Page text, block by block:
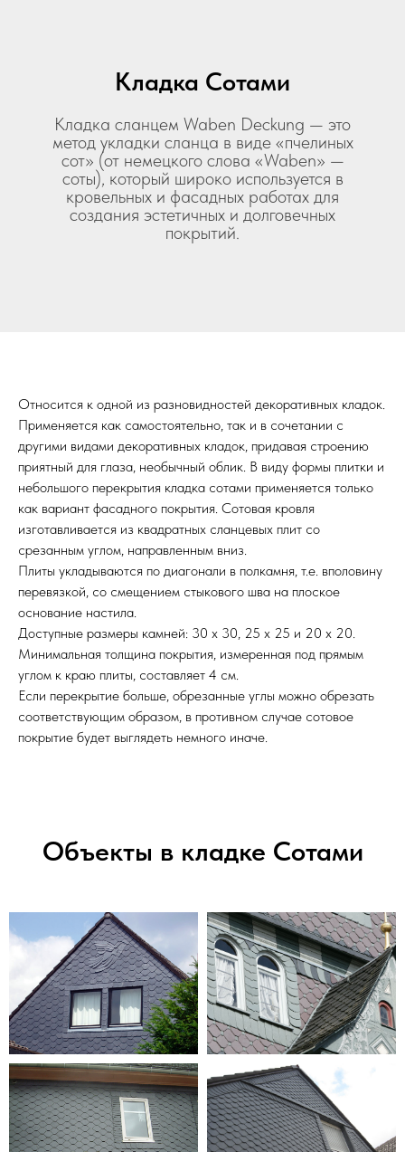
Кладка Сотами
Кладка сланцем Waben Deckung — это
метод укладки сланца в виде «пчелиных
сот» (от немецкого слова «Waben» —
соты), который широко используется в
кровельных и фасадных работах для
создания эстетичных и долговечных
покрытий.
Относится к одной из разновидностей декоративных кладок.
Применяется как самостоятельно, так и в сочетании с
другими видами декоративных кладок, придавая строению
приятный для глаза, необычный облик. В виду формы плитки и
небольшого перекрытия кладка сотами применяется только
как вариант фасадного покрытия. Сотовая кровля
изготавливается из квадратных сланцевых плит со
срезанным углом, направленным вниз.
Плиты укладываются по диагонали в полкамня, т.е. вполовину
перевязкой, со смещением стыкового шва на плоское
основание настила.
Доступные размеры камней: 30 x 30, 25 x 25 и 20 x 20.
Минимальная толщина покрытия, измеренная под прямым
углом к ​​краю плиты, составляет 4 см.
Если перекрытие больше, обрезанные углы можно обрезать
соответствующим образом, в противном случае сотовое
покрытие будет выглядеть немного иначе.
Объекты в кладке Сотами